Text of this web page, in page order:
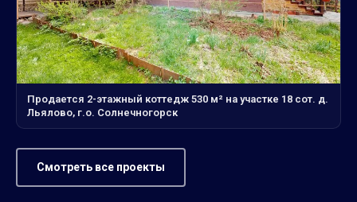
Продается 2-этажный коттедж 530 м² на участке 18 сот. д.
Льялово, г.о. Солнечногорск
Смотреть все проекты